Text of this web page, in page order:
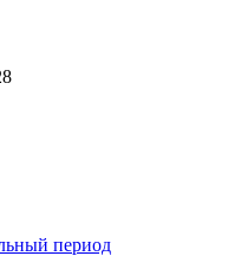
период